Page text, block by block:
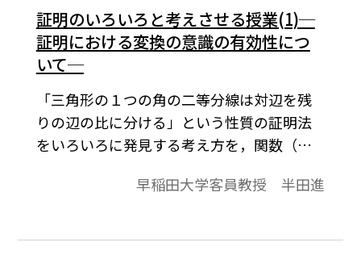
証明のいろいろと考えさせる授業(1)─
証明における変換の意識の有効性につ
いて─
「三角形の１つの角の二等分線は対辺を残
りの辺の比に分ける」という性質の証明法
をいろいろに発見する考え方を，関数（変
早稲田大学客員教授 半田進